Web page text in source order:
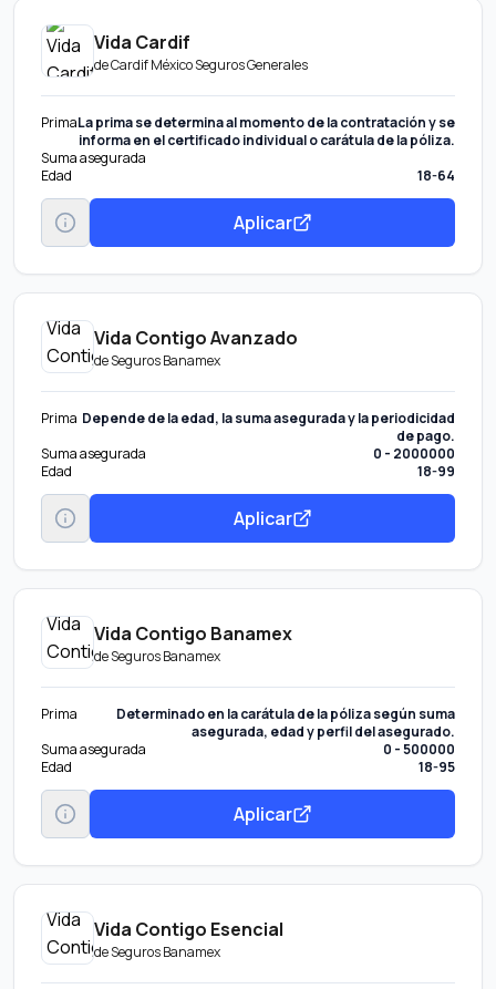
Vida Cardif
deCardif México Seguros Generales
PrimaLa prima se determina al momento de la contratación y se
informa en el certificado individual o carátula de la póliza.
Suma asegurada
Edad
18-64
Aplicar
Vida Contigo Avanzado
deSeguros Banamex
Prima Depende de la edad, la suma asegurada y la periodicidad
de pago.
Suma asegurada
0 - 2000000
Edad
18-99
Aplicar
Vida Contigo Banamex
deSeguros Banamex
Prima
Determinado en la carátula de la póliza según suma
asegurada, edad y perfil del asegurado.
Suma asegurada
0 - 500000
Edad
18-95
Aplicar
Vida Contigo Esencial
deSeguros Banamex